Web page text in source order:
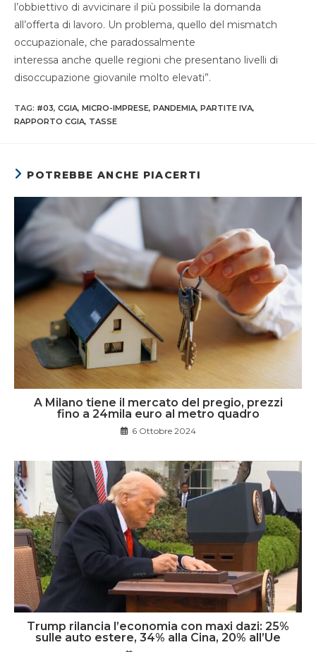
l’obbiettivo di avvicinare il più possibile la domanda
all’offerta di lavoro. Un problema, quello del mismatch
occupazionale, che paradossalmente
interessa anche quelle regioni che presentano livelli di
disoccupazione giovanile molto elevati”.
TAG: #03, CGIA, MICRO-IMPRESE, PANDEMIA, PARTITE IVA,
RAPPORTO CGIA, TASSE
POTREBBE ANCHE PIACERTI
A Milano tiene il mercato del pregio, prezzi
fino a 24mila euro al metro quadro
6 Ottobre 2024
Trump rilancia l’economia con maxi dazi: 25%
sulle auto estere, 34% alla Cina, 20% all’Ue